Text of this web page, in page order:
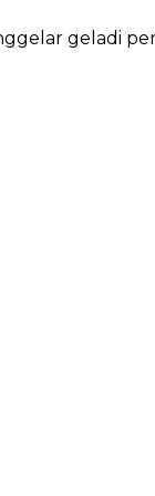
geladi